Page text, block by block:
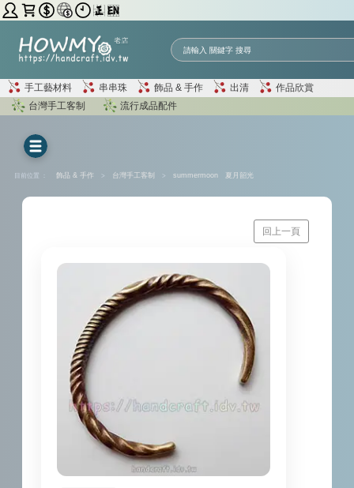
手工藝材料 串串珠 飾品 & 手作 出清
作品欣賞
台灣手工客制
流行成品配件
目前位置 ： 飾品 & 手作 > 台灣手工客制 > summermoon 夏月韶光
回上一頁